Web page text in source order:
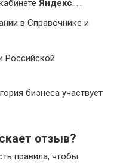
Яндекс. …
в Справочнике и
Российской
бизнеса участвует
отзыв?
правила, чтобы